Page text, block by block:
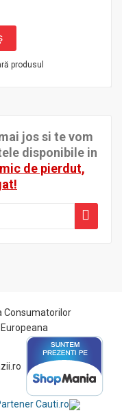
produsul
jos si te vom
disponibile in
de pierdut,
Cauti.ro